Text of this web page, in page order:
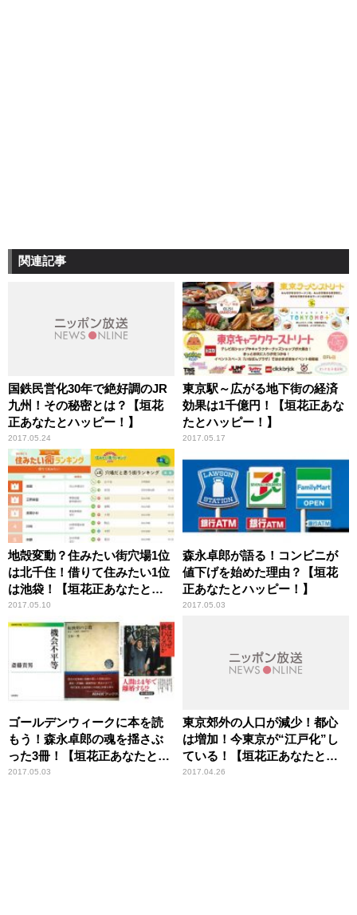
関連記事
国鉄民営化30年で絶好調のJR
九州！その秘密とは？【垣花
正あなたとハッピー！】
2017.05.24
東京駅～広がる地下街の経済
効果は1千億円！【垣花正あな
たとハッピー！】
2017.05.17
地殻変動？住みたい街穴場1位
は北千住！借りて住みたい1位
は池袋！【垣花正あなたとハ
ッピー！】
2017.05.10
森永卓郎が語る！コンビニが
値下げを始めた理由？【垣花
正あなたとハッピー！】
2017.05.03
ゴールデンウィークに本を読
もう！森永卓郎の魂を揺さぶ
った3冊！【垣花正あなたとハ
ッピー！】
2017.05.03
東京郊外の人口が減少！都心
は増加！今東京が“江戸化”し
ている！【垣花正あなたとハ
ッピー！】
2017.04.26